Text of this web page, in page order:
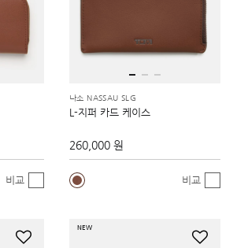
비교
나소 NASSAU SLG
L-지퍼 카드 케이스
260,000 원
비교
NEW